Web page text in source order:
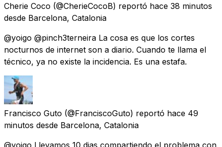
Cherie Coco (@CherieCocoB) reportó hace 38 minutos
desde Barcelona, Catalonia
@yoigo @pinch3terneira La cosa es que los cortes
nocturnos de internet son a diario. Cuando te llama el
técnico, ya no existe la incidencia. Es una estafa.
Francisco Guto (@FranciscoGuto) reportó hace 49
minutos desde Barcelona, Catalonia
@yoigo Llevamos 10 dias compartiendo el problema con